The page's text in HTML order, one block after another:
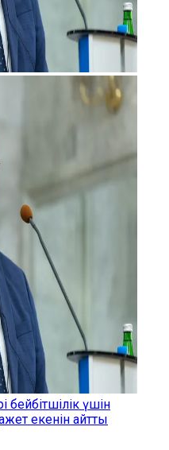
бейбітшілік үшін
екенін айтты